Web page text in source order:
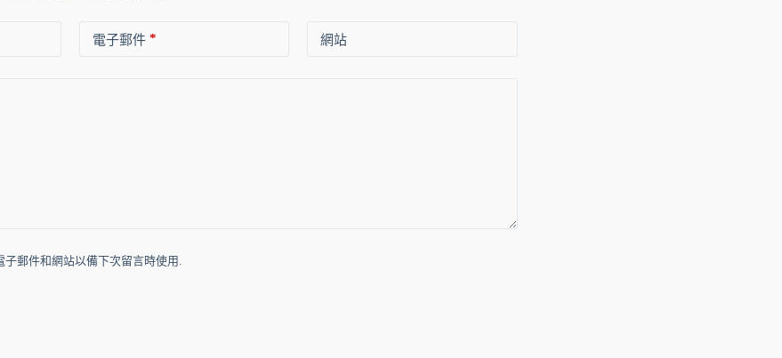
電子郵件* 網站
郵件和網站以備下次留言時使用.